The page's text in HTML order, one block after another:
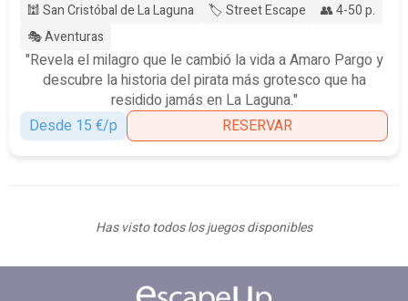
🕍 San Cristóbal de La Laguna 🏷️ Street Escape
👥 4-50 p.
🎭 Aventuras
"Revela el milagro que le cambió la vida a Amaro Pargo y
descubre la historia del pirata más grotesco que ha
residido jamás en La Laguna."
Desde 15 €/p
RESERVAR
Has visto todos los juegos disponibles